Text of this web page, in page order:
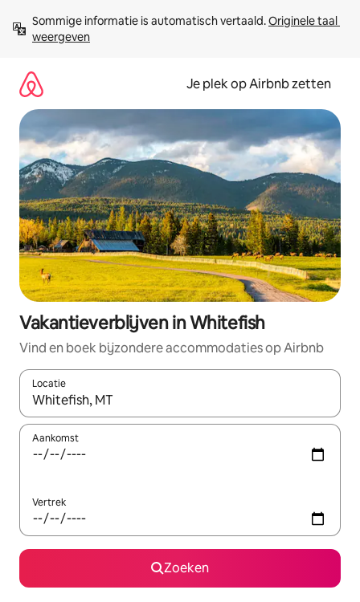
direct
naar
Sommige informatie is automatisch vertaald. Originele taal
weergeven
Je plek op Airbnb zetten
Vakantieverblijven in Whitefish
Vind en boek bijzondere accommodaties op Airbnb
Locatie
Wanneer er resultaten beschikbaar zijn, maak je een keuze
Aankomst
Vertrek
Zoeken